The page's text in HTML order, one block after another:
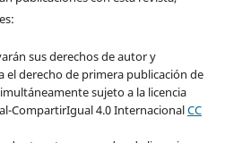
sus derechos de autor y
el derecho de primera publicación de
sujeto a la licencia
CompartirIgual 4.0 InternacionalCC